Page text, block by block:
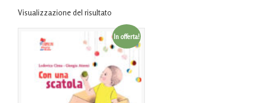
Visualizzazione del risultato
In offerta!